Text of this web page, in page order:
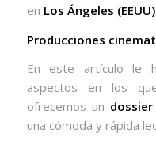
en Los Ángeles (EEUU)
Producciones
En este artículo le
aspectos en los
ofrecemos un dossier
una cómoda y rápida